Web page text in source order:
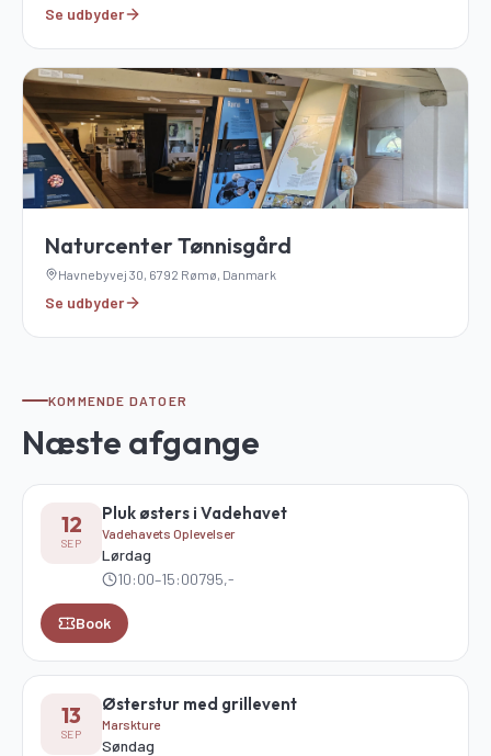
Se udbyder
Naturcenter Tønnisgård
Havnebyvej 30, 6792 Rømø, Danmark
Se udbyder
KOMMENDE DATOER
Næste afgange
12
SEP
Pluk østers i Vadehavet
Vadehavets Oplevelser
Lørdag
10:00–15:00795,-
Book
13
SEP
Østerstur med grillevent
Marskture
Søndag